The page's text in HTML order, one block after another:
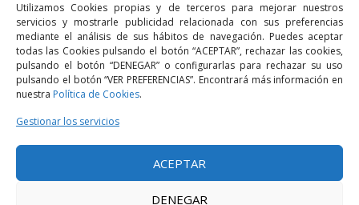
Utilizamos Cookies propias y de terceros para mejorar nuestros
servicios y mostrarle publicidad relacionada con sus preferencias
mediante el análisis de sus hábitos de navegación. Puedes aceptar
todas las Cookies pulsando el botón “ACEPTAR”, rechazar las cookies,
pulsando el botón “DENEGAR” o configurarlas para rechazar su uso
pulsando el botón “VER PREFERENCIAS”. Encontrará más información en
nuestra Política de Cookies.
Gestionar los servicios
ACEPTAR
DENEGAR
bcn@bellavistalegal.eu
GRANOLLERS
C/ Sant Jaume, 16 1r, 08401 Granollers (Bcn)
+34 93 860 39 60
grn@bellavistalegal.eu
MADRID
C/ Serrano 114, 2º izq. 28006 Madrid.
+34 91 431 98 21 | +34 91 431 98 95
mad@bellavistalegal.eu